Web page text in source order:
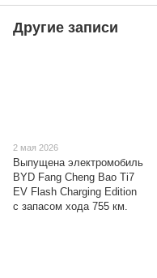
Другие записи
2 мая 2026
Выпущена электромобиль
BYD Fang Cheng Bao Ti7
EV Flash Charging Edition
с запасом хода 755 км.